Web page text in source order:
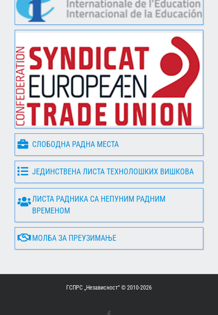
СЛОБОДНА РАДНА МЕСТА
ЈЕДИНСТВЕНА ЛИСТА ТЕХНОЛОШКИХ ВИШКОВА
ЛИСТА РАДНИКА СА НЕПУНИМ РАДНИМ
ВРЕМЕНОМ
МОЛБА ЗА ПРЕУЗИМАЊЕ
ГСПРС „Независност“ © 2010-2026